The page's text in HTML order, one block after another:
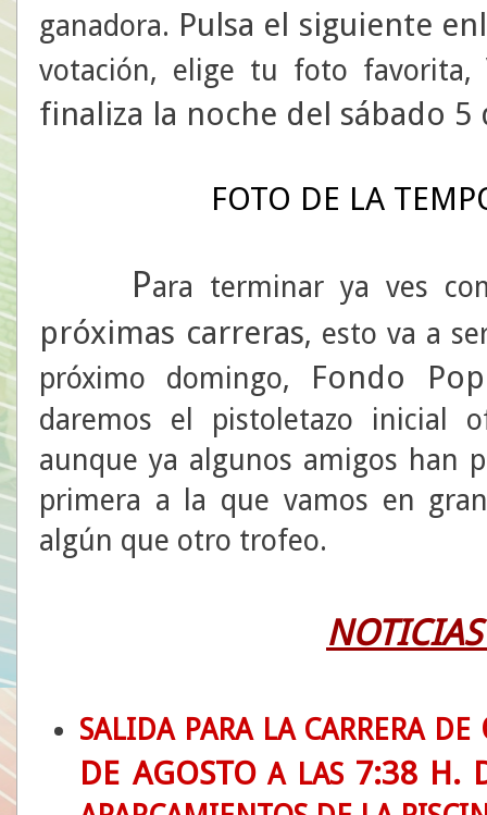
ganadora. Pulsa el siguiente
votación, elige tu foto favorita,
finaliza la noche del sábado 5
FOTO DE LA
Para terminar ya ves
próximas carreras, esto va a
próximo domingo, Fondo
daremos el pistoletazo inicial
aunque ya algunos amigos han
primera a la que vamos en
algún que otro trofeo.
NOTICIAS
SALIDA PARA LA CARRERA DE
DE AGOSTOA LAS 7:38 H.